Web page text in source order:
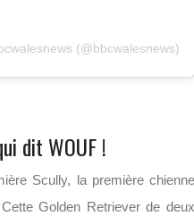
(@bbcwalesnews)
dit WOUF !
Scully, la première chienne
Golden Retriever de deux